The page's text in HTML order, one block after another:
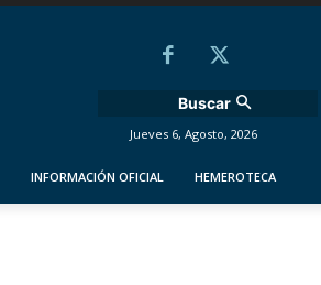
Buscar
Jueves 6, Agosto, 2026
INFORMACIÓN OFICIAL HEMEROTECA